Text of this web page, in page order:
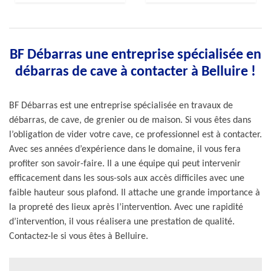
BF Débarras une entreprise spécialisée en
débarras de cave à contacter à Belluire !
BF Débarras est une entreprise spécialisée en travaux de
débarras, de cave, de grenier ou de maison. Si vous êtes dans
l’obligation de vider votre cave, ce professionnel est à contacter.
Avec ses années d’expérience dans le domaine, il vous fera
profiter son savoir-faire. Il a une équipe qui peut intervenir
efficacement dans les sous-sols aux accès difficiles avec une
faible hauteur sous plafond. Il attache une grande importance à
la propreté des lieux après l’intervention. Avec une rapidité
d’intervention, il vous réalisera une prestation de qualité.
Contactez-le si vous êtes à Belluire.